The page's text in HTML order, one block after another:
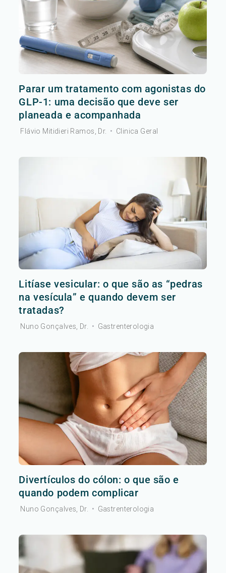
Parar um tratamento com agonistas do
GLP-1: uma decisão que deve ser
planeada e acompanhada
Flávio Mitidieri Ramos, Dr. • Clinica Geral
Litíase vesicular: o que são as “pedras
na vesícula” e quando devem ser
tratadas?
Nuno Gonçalves, Dr. • Gastrenterologia
Divertículos do cólon: o que são e
quando podem complicar
Nuno Gonçalves, Dr. • Gastrenterologia